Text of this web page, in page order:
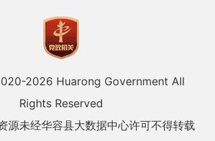
2026 Huarong Government All
Rights Reserved
源未经华容县大数据中心许可不得转载